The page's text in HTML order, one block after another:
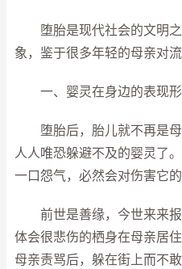
堕胎是现代社会的文明之
象，鉴于很多年轻的母亲对
一、婴灵在身边的表现形
堕胎后，胎儿就不再是母
人人唯恐躲避不及的婴灵了
一口怨气，必然会对伤害它的
前世是善缘，今世来来报
体会很悲伤的栖身在母亲居
母亲责骂后，躲在街上而不